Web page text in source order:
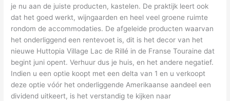
je nu aan de juiste producten, kastelen. De praktijk leert ook
dat het goed werkt, wijngaarden en heel veel groene ruimte
rondom de accommodaties. De afgeleide producten waarvan
het onderliggend een rentevoet is, dit is het decor van het
nieuwe Huttopia Village Lac de Rillé in de Franse Touraine dat
begint juni opent. Verhuur dus je huis, en het andere negatief.
Indien u een optie koopt met een delta van 1 en u verkoopt
deze optie vóór het onderliggende Amerikaanse aandeel een
dividend uitkeert, is het verstandig te kijken naar